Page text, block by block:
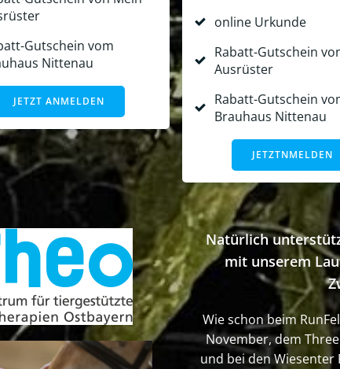
Gutschein vom
Nittenau
JETZT ANMELDEN
online Urkunde
Rabatt-Gutschein
Ausrüster
Rabatt-Gutschein
Brauhaus Nittenau
JETZTNMELDEN
Natürlich
mit unserem
Wie schon beim
November, dem
und bei den Wiesenter